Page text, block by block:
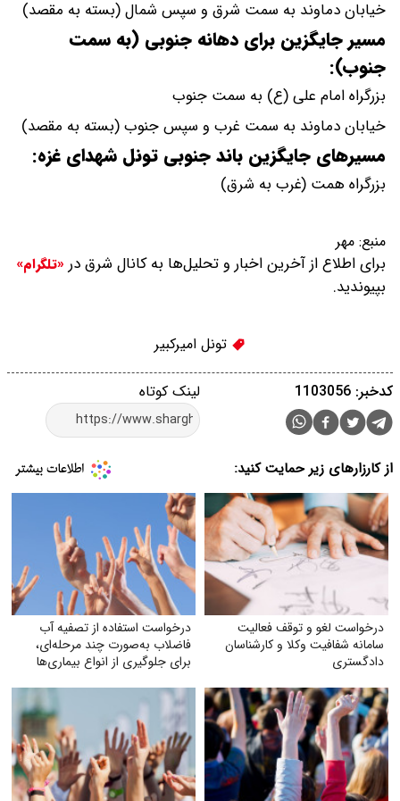
خیابان دماوند به سمت شرق و سپس شمال (بسته به مقصد)
مسیر جایگزین برای دهانه جنوبی (به سمت
جنوب):
بزرگراه امام علی (ع) به سمت جنوب
خیابان دماوند به سمت غرب و سپس جنوب (بسته به مقصد)
‌مسیرهای جایگزین باند جنوبی تونل شهدای غزه:
بزرگراه همت (غرب به شرق)
منبع: مهر
برای اطلاع از آخرین اخبار و تحلیل‌ها به کانال شرق در «تلگرام»
بپیوندید.
تونل امیرکبیر
لینک کوتاه کدخبر: 1103056
از کارزارهای زیر حمایت کنید:
درخواست لغو و توقف فعالیت
سامانه شفافیت وکلا و کارشناسان
دادگستری
درخواست استفاده از تصفیه آب
فاضلاب به‌صورت چند مرحله‌ای،
برای جلوگیری از انواع بیماری‌ها